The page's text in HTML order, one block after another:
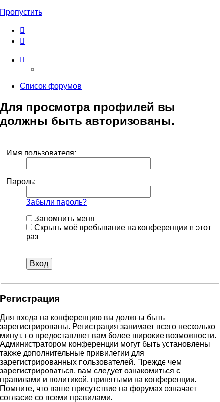
Пропустить
Список форумов
Для просмотра профилей вы
должны быть авторизованы.
Имя пользователя:
Пароль:
Забыли пароль?
Запомнить меня
Скрыть моё пребывание на конференции в этот
раз
Регистрация
Для входа на конференцию вы должны быть
зарегистрированы. Регистрация занимает всего несколько
минут, но предоставляет вам более широкие возможности.
Администратором конференции могут быть установлены
также дополнительные привилегии для
зарегистрированных пользователей. Прежде чем
зарегистрироваться, вам следует ознакомиться с
правилами и политикой, принятыми на конференции.
Помните, что ваше присутствие на форумах означает
согласие со всеми правилами.